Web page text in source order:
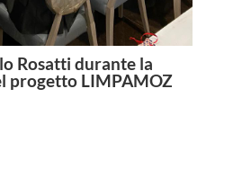
Rosatti durante la
progetto LIMPAMOZ